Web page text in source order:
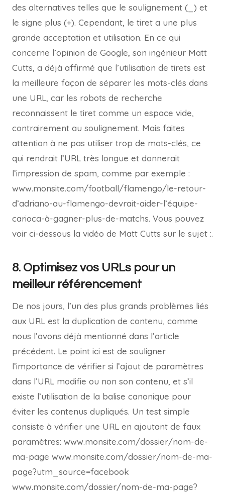
des alternatives telles que le soulignement (_) et
le signe plus (+). Cependant, le tiret a une plus
grande acceptation et utilisation. En ce qui
concerne l’opinion de Google, son ingénieur Matt
Cutts, a déjà affirmé que l’utilisation de tirets est
la meilleure façon de séparer les mots-clés dans
une URL, car les robots de recherche
reconnaissent le tiret comme un espace vide,
contrairement au soulignement. Mais faites
attention à ne pas utiliser trop de mots-clés, ce
qui rendrait l’URL très longue et donnerait
l’impression de spam, comme par exemple :
www.monsite.com/football/flamengo/le-retour-
d’adriano-au-flamengo-devrait-aider-l’équipe-
carioca-à-gagner-plus-de-matchs. Vous pouvez
voir ci-dessous la vidéo de Matt Cutts sur le sujet :.
8. Optimisez vos URLs pour un
meilleur référencement
De nos jours, l’un des plus grands problèmes liés
aux URL est la duplication de contenu, comme
nous l’avons déjà mentionné dans l’article
précédent. Le point ici est de souligner
l’importance de vérifier si l’ajout de paramètres
dans l’URL modifie ou non son contenu, et s’il
existe l’utilisation de la balise canonique pour
éviter les contenus dupliqués. Un test simple
consiste à vérifier une URL en ajoutant de faux
paramètres: www.monsite.com/dossier/nom-de-
ma-page www.monsite.com/dossier/nom-de-ma-
page?utm_source=facebook
www.monsite.com/dossier/nom-de-ma-page?